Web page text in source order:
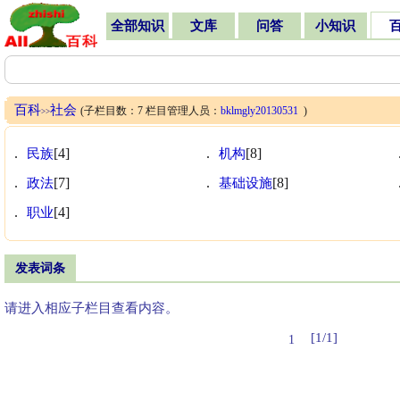
全部知识 文库 问答 小知识
百科>>社会 (子栏目数：7 栏目管理人员： bklmgly20130531 )
. 民族[4] . 机构[8]
. 政法[7] . 基础设施[8]
. 职业[4]
发表词条
请进入相应子栏目查看内容。
1 [1/1]